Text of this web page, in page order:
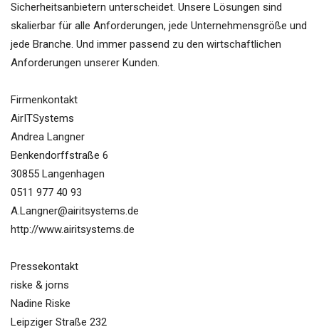
Sicherheitsanbietern unterscheidet. Unsere Lösungen sind
skalierbar für alle Anforderungen, jede Unternehmensgröße und
jede Branche. Und immer passend zu den wirtschaftlichen
Anforderungen unserer Kunden.
Firmenkontakt
AirITSystems
Andrea Langner
Benkendorffstraße 6
30855 Langenhagen
0511 977 40 93
A.Langner@airitsystems.de
http://www.airitsystems.de
Pressekontakt
riske & jorns
Nadine Riske
Leipziger Straße 232